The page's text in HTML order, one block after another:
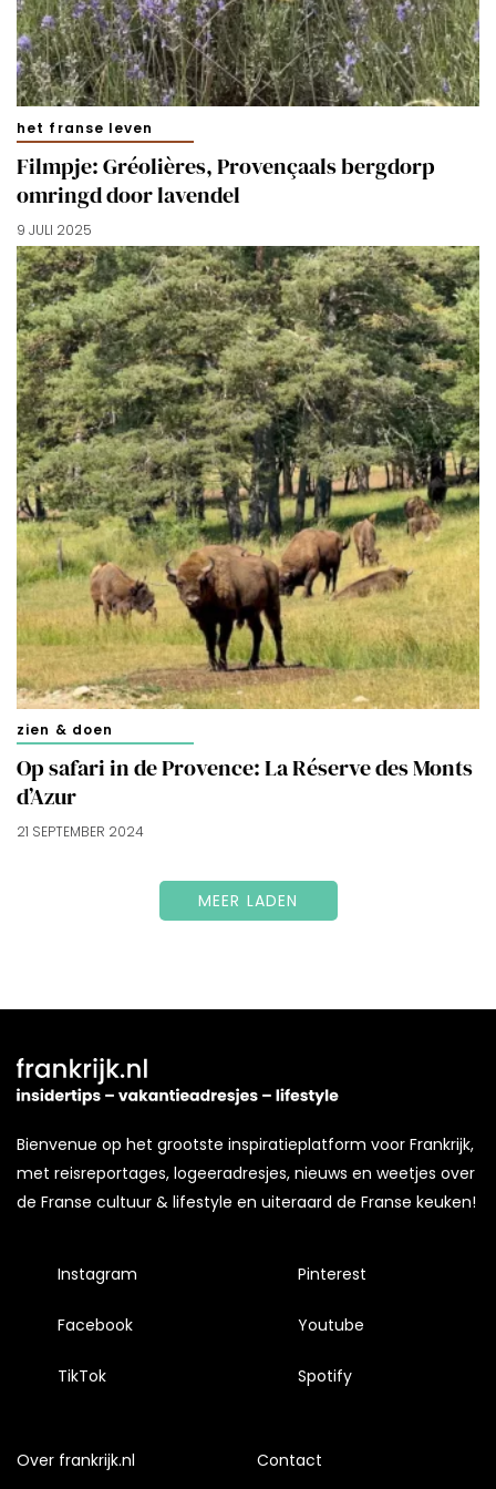
cookies zoals omschreven in onzeCookieverklaring.
Merci!
het franse leven
Filmpje: Gréolières, Provençaals bergdorp
omringd door lavendel
9 JULI 2025
zien & doen
Op safari in de Provence: La Réserve des Monts
d’Azur
21 SEPTEMBER 2024
MEER LADEN
Bienvenue op het grootste inspiratieplatform voor Frankrijk,
met reisreportages, logeeradresjes, nieuws en weetjes over
de Franse cultuur & lifestyle en uiteraard de Franse keuken!
Instagram
Facebook
TikTok
Pinterest
Youtube
Spotify
Over frankrijk.nl Contact